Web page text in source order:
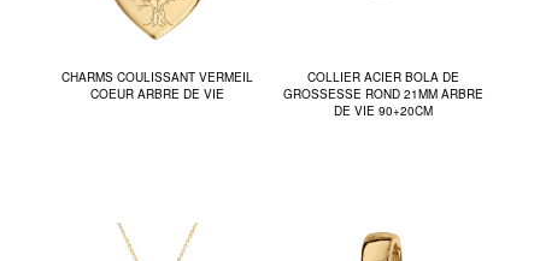
CHARMS COULISSANT VERMEIL
COEUR ARBRE DE VIE
COLLIER ACIER BOLA DE
GROSSESSE ROND 21MM ARBRE
DE VIE 90+20CM